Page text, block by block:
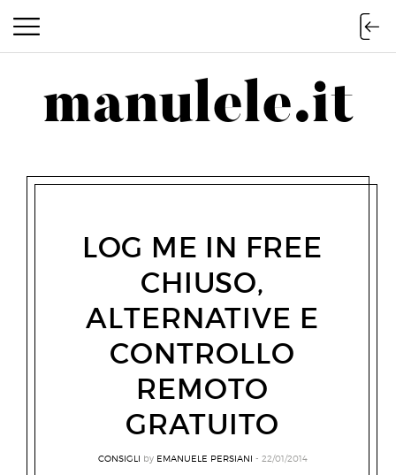
manulele.it
manulele.it
LOG ME IN FREE
CHIUSO,
ALTERNATIVE E
CONTROLLO
REMOTO
GRATUITO
CONSIGLI by EMANUELE PERSIANI 22/01/2014